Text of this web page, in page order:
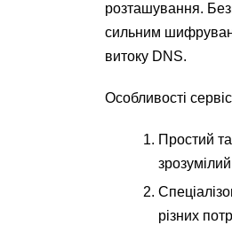
розташування.
сильним
витоку DNS.
Особливості
Простий та
різних